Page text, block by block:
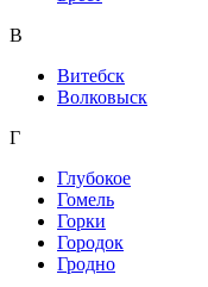
В
Витебск
Волковыск
Г
Глубокое
Гомель
Горки
Городок
Гродно